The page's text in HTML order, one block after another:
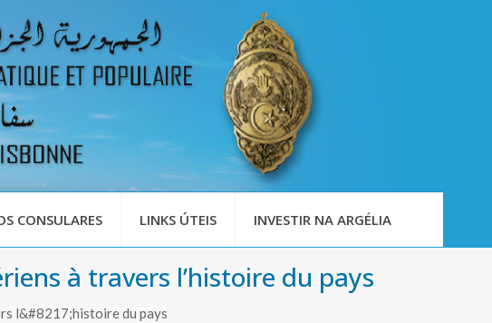
CONSULARES LINKS ÚTEIS INVESTIR NA ARGÉLIA
à travers l’histoire du pays
l&#8217;histoire du pays